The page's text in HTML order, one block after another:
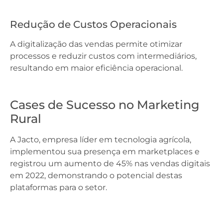
Redução de Custos Operacionais
A digitalização das vendas permite otimizar
processos e reduzir custos com intermediários,
resultando em maior eficiência operacional.
Cases de Sucesso no Marketing
Rural
A Jacto, empresa líder em tecnologia agrícola,
implementou sua presença em marketplaces e
registrou um aumento de 45% nas vendas digitais
em 2022, demonstrando o potencial destas
plataformas para o setor.